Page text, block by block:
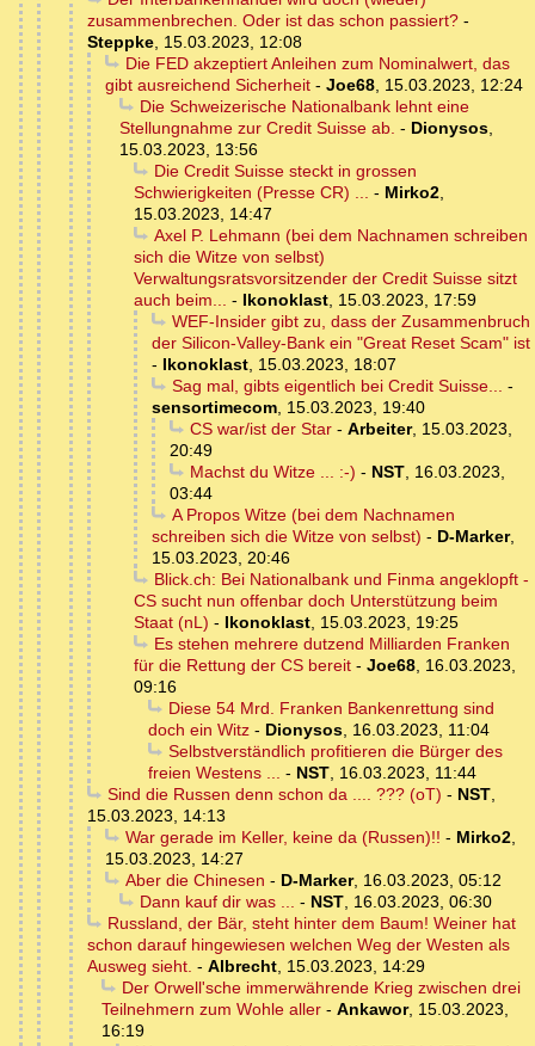
zusammenbrechen. Oder ist das schon passiert? -
Steppke, 15.03.2023, 12:08
Die FED akzeptiert Anleihen zum Nominalwert, das
gibt ausreichend Sicherheit - Joe68, 15.03.2023, 12:24
Die Schweizerische Nationalbank lehnt eine
Stellungnahme zur Credit Suisse ab. - Dionysos,
15.03.2023, 13:56
Die Credit Suisse steckt in grossen
Schwierigkeiten (Presse CR) ... - Mirko2,
15.03.2023, 14:47
Axel P. Lehmann (bei dem Nachnamen schreiben
sich die Witze von selbst)
Verwaltungsratsvorsitzender der Credit Suisse sitzt
auch beim... - Ikonoklast, 15.03.2023, 17:59
WEF-Insider gibt zu, dass der Zusammenbruch
der Silicon-Valley-Bank ein "Great Reset Scam" ist
- Ikonoklast, 15.03.2023, 18:07
Sag mal, gibts eigentlich bei Credit Suisse... -
sensortimecom, 15.03.2023, 19:40
CS war/ist der Star- Arbeiter, 15.03.2023,
20:49
Machst du Witze ... :-) - NST, 16.03.2023,
03:44
A Propos Witze (bei dem Nachnamen
schreiben sich die Witze von selbst) - D-Marker,
15.03.2023, 20:46
Blick.ch: Bei Nationalbank und Finma angeklopft -
CS sucht nun offenbar doch Unterstützung beim
Staat (nL) - Ikonoklast, 15.03.2023, 19:25
Es stehen mehrere dutzend Milliarden Franken
für die Rettung der CS bereit - Joe68, 16.03.2023,
09:16
Diese 54 Mrd. Franken Bankenrettung sind
doch ein Witz - Dionysos, 16.03.2023, 11:04
Selbstverständlich profitieren die Bürger des
freien Westens ... - NST, 16.03.2023, 11:44
Sind die Russen denn schon da .... ??? (oT) - NST,
15.03.2023, 14:13
War gerade im Keller, keine da (Russen)!! - Mirko2,
15.03.2023, 14:27
Aber die Chinesen - D-Marker, 16.03.2023, 05:12
Dann kauf dir was ... - NST, 16.03.2023, 06:30
Russland, der Bär, steht hinter dem Baum! Weiner hat
schon darauf hingewiesen welchen Weg der Westen als
Ausweg sieht. - Albrecht, 15.03.2023, 14:29
Der Orwell'sche immerwährende Krieg zwischen drei
Teilnehmern zum Wohle aller - Ankawor, 15.03.2023,
16:19